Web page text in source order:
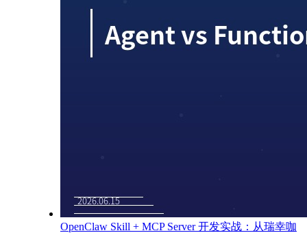
OpenClaw Skill + MCP Server 开发实战：从瑞幸咖